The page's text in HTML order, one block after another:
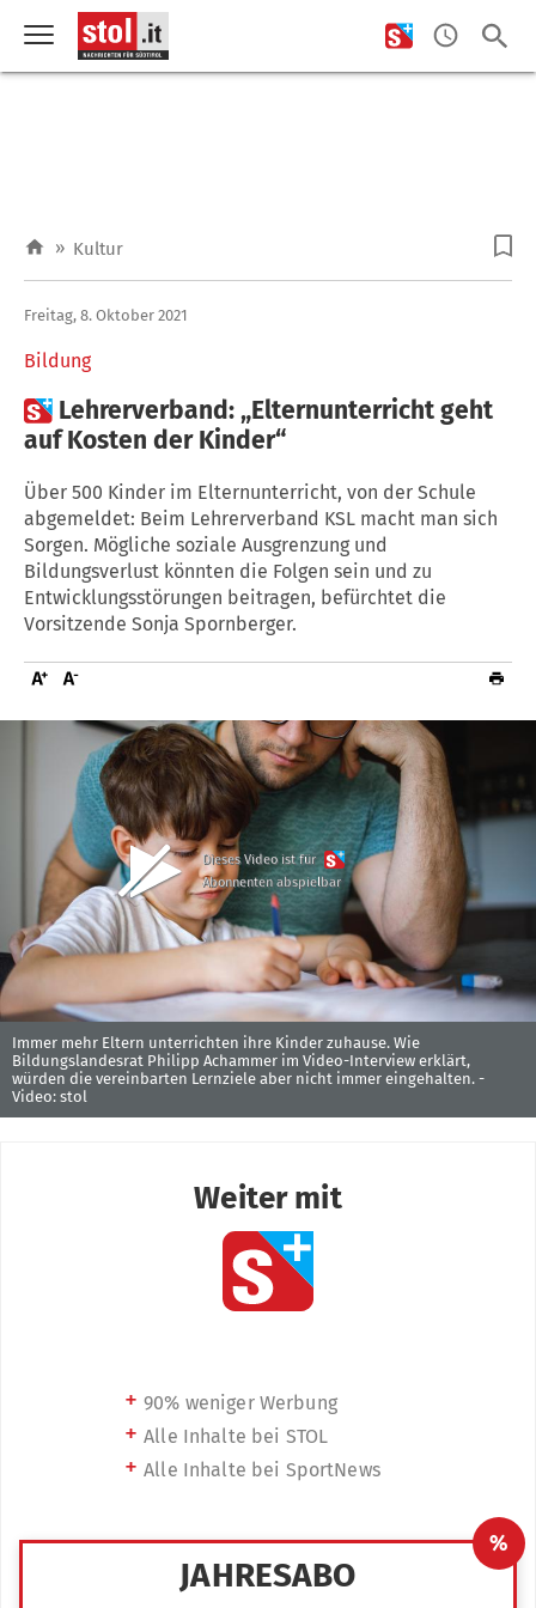
» Kultur
Bildung
Freitag, 8. Oktober 2021
 Lehrerverband: „Elternunterricht geht
auf Kosten der Kinder“
Über 500 Kinder im Elternunterricht, von der Schule
abgemeldet: Beim Lehrerverband KSL macht man sich
Sorgen. Mögliche soziale Ausgrenzung und
Bildungsverlust könnten die Folgen sein und zu
Entwicklungsstörungen beitragen, befürchtet die
Vorsitzende Sonja Spornberger.
Dieses Video ist für
Abonnenten abspielbar
Immer mehr Eltern unterrichten ihre Kinder zuhause. Wie
Bildungslandesrat Philipp Achammer im Video-Interview erklärt,
würden die vereinbarten Lernziele aber nicht immer eingehalten. -
Video: stol